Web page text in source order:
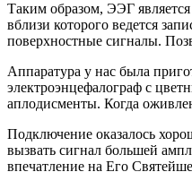
Таким образом, ЭЭГ
вблизи которого ведется
поверхностные сигналы.
Аппаратура у нас была
электроэнцефалограф с
аплодисменты. Когда
Подключение оказалось
вызвать сигнал большей
впечатление на Его